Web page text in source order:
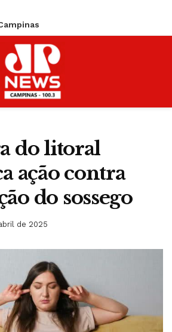
do litoral
ação contra
do sossego
de 2025